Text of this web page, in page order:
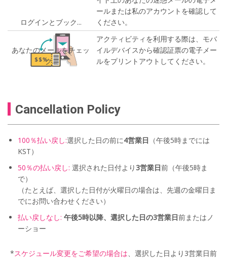
ログインとブック...
ールまたは私のアカウントを確認して
ください。
あなたのメールをチェッ
ク...
アクティビティを利用する際は、モバ
イルデバイスから確認証票の電子メー
ルをプリントアウトしてください。
Cancellation Policy
100％払い戻し:選択した日の前に4営業日 （午後5時までには
KST）
50％の払い戻し: 選択された日付より3営業日前（午後5時ま
で）
（たとえば、選択した日付が火曜日の場合は、先週の金曜日ま
でにお問い合わせください）
払い戻しなし: 午後5時以降、選択した日の3営業日前またはノ
ーショー
*スケジュール変更をご希望の場合は、選択した日より3営業日前